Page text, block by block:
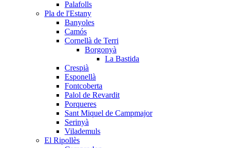
Palafolls
Pla de l'Estany
Banyoles
Camós
Cornellà de Terri
Borgonyà
La Bastida
Crespià
Esponellà
Fontcoberta
Palol de Revardit
Porqueres
Sant Miquel de Campmajor
Serinyà
Vilademuls
El Ripollès